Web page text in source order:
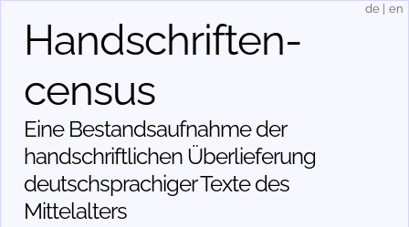
Handschriften­
census
Eine Bestandsaufnahme der
handschriftlichen Über­lieferung
deutschsprachiger Texte des
Mittelalters
de en